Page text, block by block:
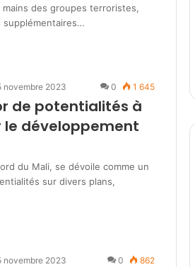
des groupes terroristes,
supplémentaires…
novembre 2023 0 1 645
de potentialités à
le développement
du Mali, se dévoile comme un
sur divers plans,
novembre 2023 0 862